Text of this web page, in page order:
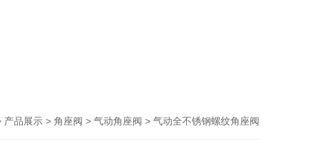
产品展示 > 角座阀 > 气动角座阀 > 气动全不锈钢螺纹角座阀